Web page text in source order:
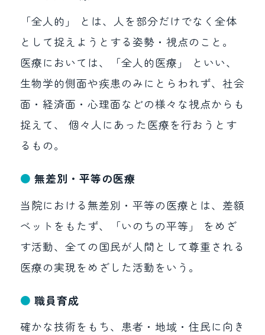
「全人的」 とは、人を部分だけでなく全体
として捉えようとする姿勢・視点のこと。
医療においては、「全人的医療」 といい、
生物学的側面や疾患のみにとらわれず、社会
面・経済面・心理面などの様々な視点からも
捉えて、 個々人にあった医療を行おうとす
るもの。
無差別・平等の医療
当院における無差別・平等の医療とは、差額
ベットをもたず、「いのちの平等」 をめざ
す活動、全ての国民が人間として尊重される
医療の実現をめざした活動をいう。
職員育成
確かな技術をもち、患者・地域・住民に向き